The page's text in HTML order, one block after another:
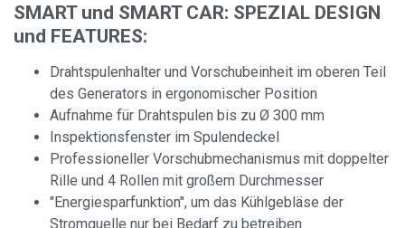
SMART und SMART CAR: SPEZIAL DESIGN
und FEATURES:
Drahtspulenhalter und Vorschubeinheit im oberen Teil
des Generators in ergonomischer Position
Aufnahme für Drahtspulen bis zu Ø 300 mm
Inspektionsfenster im Spulendeckel
Professioneller Vorschubmechanismus mit doppelter
Rille und 4 Rollen mit großem Durchmesser
"Energiesparfunktion", um das Kühlgebläse der
Stromquelle nur bei Bedarf zu betreiben